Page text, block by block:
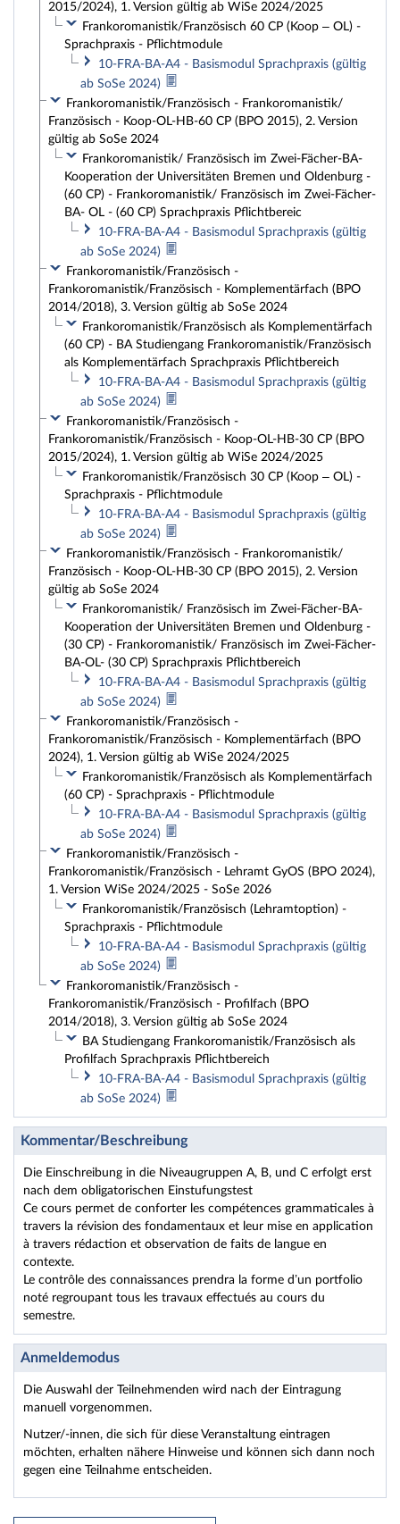
2015/2024), 1. Version gültig ab WiSe 2024/2025
Frankoromanistik/Französisch 60 CP (Koop – OL) -
Sprachpraxis - Pflichtmodule
10-FRA-BA-A4 - Basismodul Sprachpraxis (gültig
ab SoSe 2024)
Frankoromanistik/Französisch - Frankoromanistik/
Französisch - Koop-OL-HB-60 CP (BPO 2015), 2. Version
gültig ab SoSe 2024
Frankoromanistik/ Französisch im Zwei-Fächer-BA-
Kooperation der Universitäten Bremen und Oldenburg -
(60 CP) - Frankoromanistik/ Französisch im Zwei-Fächer-
BA- OL - (60 CP) Sprachpraxis Pflichtbereic
10-FRA-BA-A4 - Basismodul Sprachpraxis (gültig
ab SoSe 2024)
Frankoromanistik/Französisch -
Frankoromanistik/Französisch - Komplementärfach (BPO
2014/2018), 3. Version gültig ab SoSe 2024
Frankoromanistik/Französisch als Komplementärfach
(60 CP) - BA Studiengang Frankoromanistik/Französisch
als Komplementärfach Sprachpraxis Pflichtbereich
10-FRA-BA-A4 - Basismodul Sprachpraxis (gültig
ab SoSe 2024)
Frankoromanistik/Französisch -
Frankoromanistik/Französisch - Koop-OL-HB-30 CP (BPO
2015/2024), 1. Version gültig ab WiSe 2024/2025
Frankoromanistik/Französisch 30 CP (Koop – OL) -
Sprachpraxis - Pflichtmodule
10-FRA-BA-A4 - Basismodul Sprachpraxis (gültig
ab SoSe 2024)
Frankoromanistik/Französisch - Frankoromanistik/
Französisch - Koop-OL-HB-30 CP (BPO 2015), 2. Version
gültig ab SoSe 2024
Frankoromanistik/ Französisch im Zwei-Fächer-BA-
Kooperation der Universitäten Bremen und Oldenburg -
(30 CP) - Frankoromanistik/ Französisch im Zwei-Fächer-
BA-OL- (30 CP) Sprachpraxis Pflichtbereich
10-FRA-BA-A4 - Basismodul Sprachpraxis (gültig
ab SoSe 2024)
Frankoromanistik/Französisch -
Frankoromanistik/Französisch - Komplementärfach (BPO
2024), 1. Version gültig ab WiSe 2024/2025
Frankoromanistik/Französisch als Komplementärfach
(60 CP) - Sprachpraxis - Pflichtmodule
10-FRA-BA-A4 - Basismodul Sprachpraxis (gültig
ab SoSe 2024)
Frankoromanistik/Französisch -
Frankoromanistik/Französisch - Lehramt GyOS (BPO 2024),
1. Version WiSe 2024/2025 - SoSe 2026
Frankoromanistik/Französisch (Lehramtoption) -
Sprachpraxis - Pflichtmodule
10-FRA-BA-A4 - Basismodul Sprachpraxis (gültig
ab SoSe 2024)
Frankoromanistik/Französisch -
Frankoromanistik/Französisch - Profilfach (BPO
2014/2018), 3. Version gültig ab SoSe 2024
BA Studiengang Frankoromanistik/Französisch als
Profilfach Sprachpraxis Pflichtbereich
10-FRA-BA-A4 - Basismodul Sprachpraxis (gültig
ab SoSe 2024)
Kommentar/Beschreibung
Die Einschreibung in die Niveaugruppen A, B, und C erfolgt erst
nach dem obligatorischen Einstufungstest
Ce cours permet de conforter les compétences grammaticales à
travers la révision des fondamentaux et leur mise en application
à travers rédaction et observation de faits de langue en
contexte.
Le contrôle des connaissances prendra la forme d’un portfolio
noté regroupant tous les travaux effectués au cours du
semestre.
Anmeldemodus
Die Auswahl der Teilnehmenden wird nach der Eintragung
manuell vorgenommen.
Nutzer/-innen, die sich für diese Veranstaltung eintragen
möchten, erhalten nähere Hinweise und können sich dann noch
gegen eine Teilnahme entscheiden.